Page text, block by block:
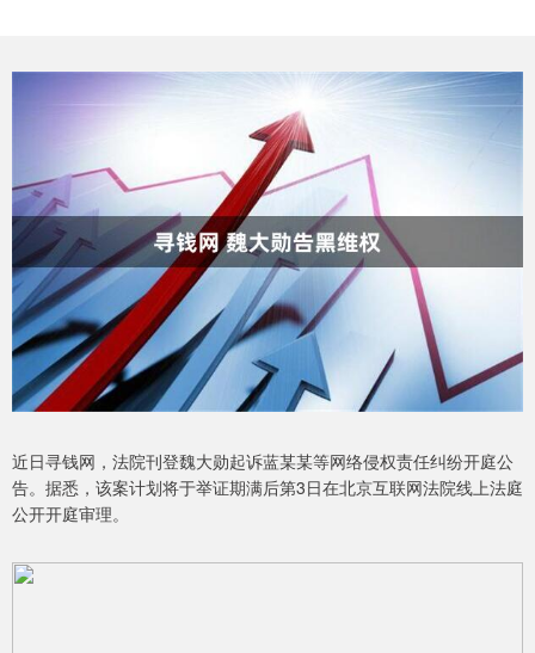
近日寻钱网，法院刊登魏大勋起诉蓝某某等网络侵权责任纠纷开庭公
告。据悉，该案计划将于举证期满后第3日在北京互联网法院线上法庭
公开开庭审理。